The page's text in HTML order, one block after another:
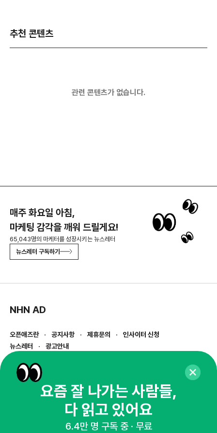
추천 콘텐츠
관련 콘텐츠가 없습니다.
매주 화요일 아침,
마케팅 감각을 깨워 드릴게요!
65,043명의 마케터를 성장시키는 뉴스레터
뉴스레터 구독하기
NHN AD
오픈애즈란 공지사항 제휴문의
인사이터 신청
뉴스레터
광고안내
경기도 성남시 분당구 대왕판교로645번길 16
사업자등록번호 : 144-81-27690(
통신판매업신고번호 : 2014-경기성남-1023
호스팅서비스사업자 : 오픈애즈
1800-2198
openads@openads.co.kr
요즘 잘 나가는 사람들,
다 읽고 있어요
6.4만 명 구독 중 · 무료